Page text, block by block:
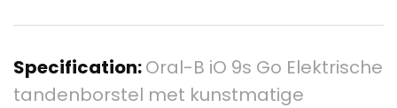
Specification:Oral-B iO 9s Go Elektrische
tandenborstel met kunstmatige